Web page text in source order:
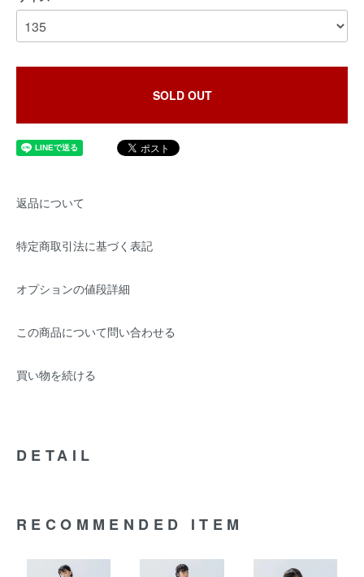
SOLD OUT
返品について
特定商取引法に基づく表記
オプションの値段詳細
この商品について問い合わせる
買い物を続ける
DETAIL
RECOMMENDED ITEM